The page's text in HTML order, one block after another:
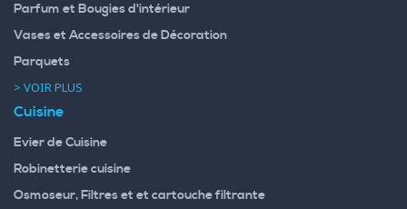
Parfum et Bougies d'intérieur
Vases et Accessoires de Décoration
Parquets
> VOIR PLUS
Cuisine
Evier de Cuisine
Robinetterie cuisine
Osmoseur, Filtres et et cartouche filtrante